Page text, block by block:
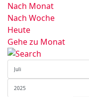
Nach Monat
Nach Woche
Heute
Gehe zu Monat